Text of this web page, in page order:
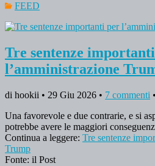
FEED
Tre sentenze
l’amministrazione
di hookii • 29 Giu 2026 • 7 commenti •
Una favorevole e due contrarie, e si
potrebbe avere le maggiori
Continua a leggere: Tre sentenze
Trump
Fonte: il Post